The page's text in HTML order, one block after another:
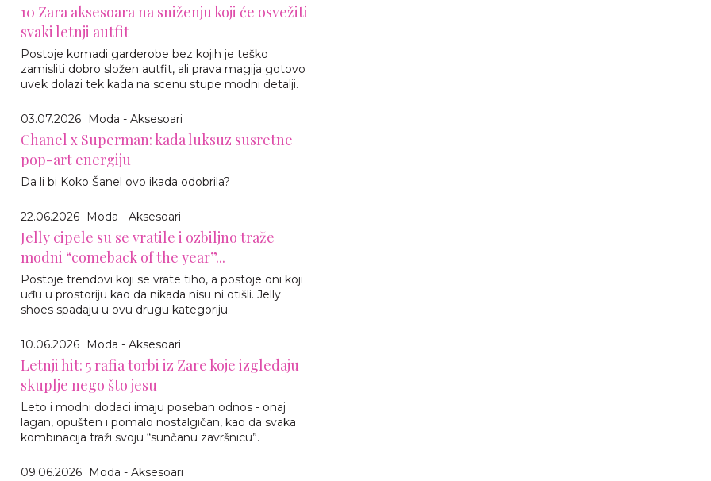
10 Zara aksesoara na sniženju koji će osvežiti
svaki letnji autfit
Postoje komadi garderobe bez kojih je teško
zamisliti dobro složen autfit, ali prava magija gotovo
uvek dolazi tek kada na scenu stupe modni detalji.
03.07.2026 Moda - Aksesoari
Chanel x Superman: kada luksuz susretne
pop-art energiju
Da li bi Koko Šanel ovo ikada odobrila?
22.06.2026 Moda - Aksesoari
Jelly cipele su se vratile i ozbiljno traže
modni “comeback of the year”...
Postoje trendovi koji se vrate tiho, a postoje oni koji
uđu u prostoriju kao da nikada nisu ni otišli. Jelly
shoes spadaju u ovu drugu kategoriju.
10.06.2026 Moda - Aksesoari
Letnji hit: 5 rafia torbi iz Zare koje izgledaju
skuplje nego što jesu
Leto i modni dodaci imaju poseban odnos - onaj
lagan, opušten i pomalo nostalgičan, kao da svaka
kombinacija traži svoju “sunčanu završnicu”.
09.06.2026 Moda - Aksesoari